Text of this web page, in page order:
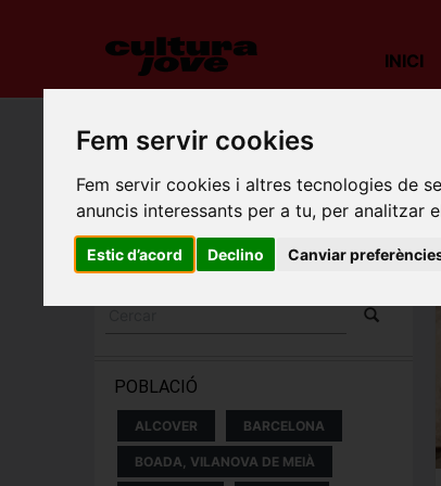
Fem servir cookies
Fem servir cookies i altres tecnologies de
anuncis interessants per a tu, per analitzar
Estic d’acord Declino Canviar
INICI
ESPECTACLES I
CONCERTS
POBLACIÓ
ALCOVER BARCELONA
BOADA, VILANOVA DE MEIÀ